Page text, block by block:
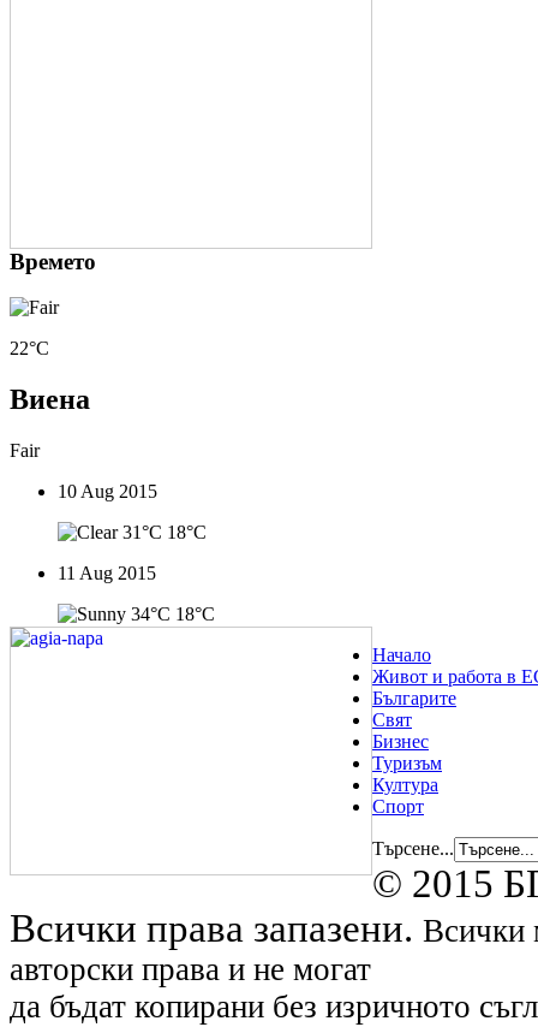
Времето
22°C
Виена
Fair
10 Aug 2015
31°C 18°C
11 Aug 2015
34°C 18°C
Начало
Живот и работа в
Българите
Свят
Бизнес
Туризъм
Култура
Спорт
Търсене...
© 2015
Всички права запазени. Всички
авторски права и не могат
да бъдат копирани без изричното